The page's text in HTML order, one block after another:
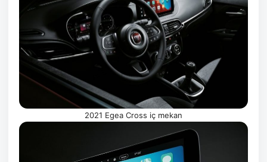
2021 Egea Cross iç mekan